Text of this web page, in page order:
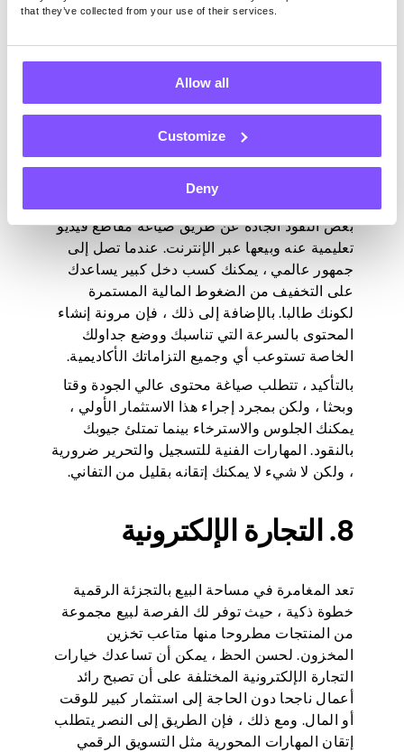
that they’ve collected from your use of their services.
Allow all
Customize
Deny
الاجتماعية الخاصة بك.
7. إنشاء الدورة التدريبية
عبر الإنترنت
بالحديث عن الدورات التدريبية عبر الإنترنت ، هل
فكرت في إنشاء الدورات التدريبية الخاصة بك؟ إذا
بعض النقود الجادة عن طريق صياغة مقاطع فيديو
تعليمية عنه وبيعها عبر الإنترنت. عندما تصل إلى
جمهور عالمي ، يمكنك كسب دخل كبير يساعدك
على التخفيف من الضغوط المالية المستمرة
لكونك طالبا. بالإضافة إلى ذلك ، فإن مرونة إنشاء
المحتوى بالسرعة التي تناسبك ووضع جداولك
الخاصة تستوعب أي وجميع التزاماتك الأكاديمية.
بالتأكيد ، تتطلب صياغة محتوى عالي الجودة وقتا
وبحثا ، ولكن بمجرد إجراء هذا الاستثمار الأولي ،
يمكنك الجلوس والاسترخاء بينما تمتلئ جيوبك
بالنقود. المهارات الفنية للتسجيل والتحرير ضرورية
، ولكن لا شيء لا يمكنك إتقانه بقليل من التفاني.
8. التجارة الإلكترونية
تعد المغامرة في مساحة البيع بالتجزئة الرقمية
خطوة ذكية ، حيث توفر لك الفرصة لبيع مجموعة
من المنتجات مطروحا منها متاعب تخزين
المخزون. لحسن الحظ ، يمكن أن تساعدك خيارات
التجارة الإلكترونية المختلفة على أن تصبح رائد
أعمال ناجحا دون الحاجة إلى استثمار كبير للوقت
أو المال. ومع ذلك ، فإن الطريق إلى النصر يتطلب
إتقان المهارات المحورية مثل التسويق الرقمي